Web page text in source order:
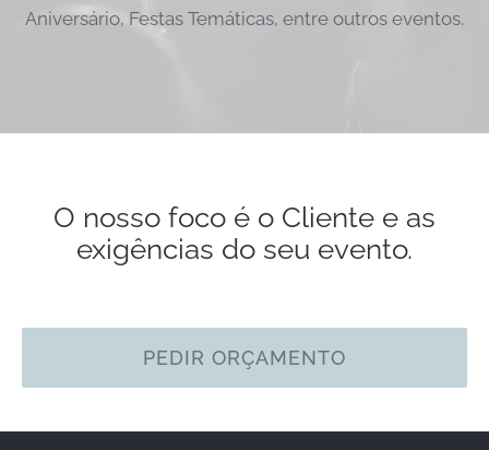
Aniversário, Festas Temáticas, entre outros eventos.
O nosso foco é o Cliente e as
exigências do seu evento.
PEDIR ORÇAMENTO